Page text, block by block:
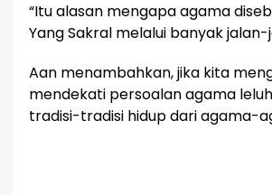
“Itu alasan mengapa agama
Yang Sakral melalui banyak jalan-
Aan menambahkan, jika kita
mendekati persoalan agama
tradisi-tradisi hidup dari agama-